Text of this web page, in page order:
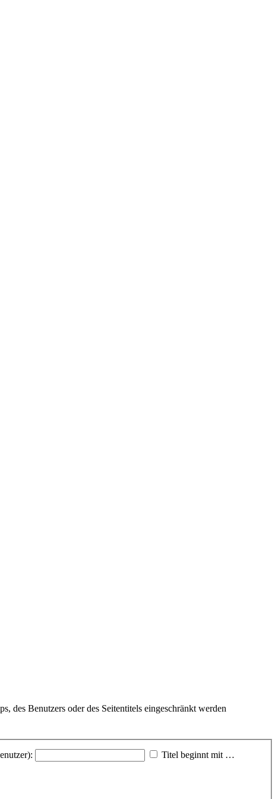
des Benutzers oder des Seitentitels eingeschränkt werden
Titel beginnt mit …